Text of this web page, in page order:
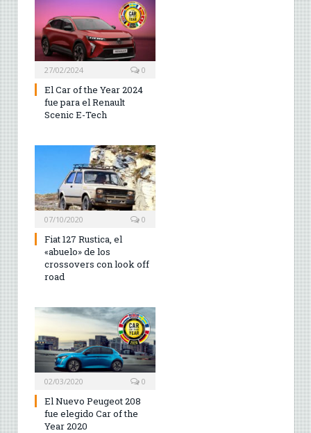
27/02/2024 0
El Car of the Year 2024
fue para el Renault
Scenic E-Tech
07/10/2020 0
Fiat 127 Rustica, el
«abuelo» de los
crossovers con look off
road
02/03/2020 0
El Nuevo Peugeot 208
fue elegido Car of the
Year 2020